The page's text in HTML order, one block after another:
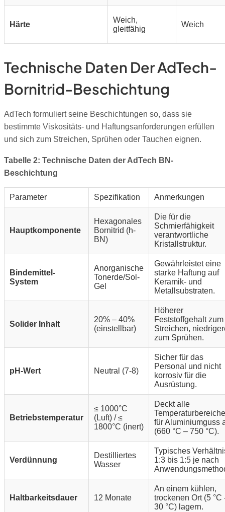
Härte
Weich,
gleitfähig
Weich
Technische Daten Der AdTech-
Bornitrid-Beschichtung
AdTech formuliert seine Beschichtungen so, dass sie
bestimmte Viskositäts- und Haftungsanforderungen erfüllen
und sich zum Streichen, Sprühen oder Tauchen eignen.
Tabelle 2: Technische Daten der AdTech BN-
Beschichtung
Parameter Spezifikation Anmerkungen
Hauptkomponente
Hexagonales
Bornitrid (h-
BN)
Die für die
Schmierfähigkeit
verantwortliche
Kristallstruktur.
Bindemittel-
System
Anorganische
Tonerde/Sol-
Gel
Gewährleistet eine
starke Haftung auf
Keramik- und
Metallsubstraten.
Solider Inhalt
20% – 40%
(einstellbar)
Höherer
Feststoffgehalt zum
Streichen,
zum Sprühen.
pH-Wert Neutral (7-8)
Sicher für das
Personal und nicht
korrosiv für die
Ausrüstung.
Betriebstemperatur
≤ 1000°C
(Luft) / ≤
1800°C (inert)
Deckt alle
Temperaturbereiche
für Aluminiumguss
(660 °C – 750 °C).
Verdünnung
Destilliertes
Wasser
Typisches
1:3 bis 1:5 je nach
Haltbarkeitsdauer 12 Monate
An einem kühlen,
trockenen Ort (5 °C
30 °C) lagern.